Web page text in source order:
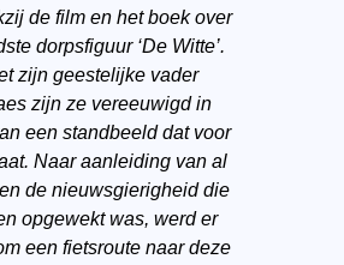
de film en het boek over
dorpsfiguur ‘De Witte’.
zijn geestelijke vader
zijn ze vereeuwigd in
een standbeeld dat voor
Naar aanleiding van al
de nieuwsgierigheid die
opgewekt was, werd er
een fietsroute naar deze